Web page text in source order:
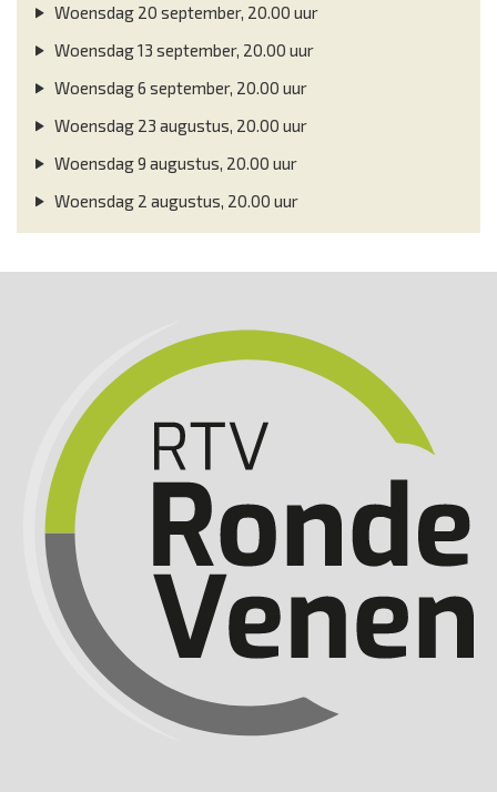
Woensdag 20 september, 20.00 uur
Woensdag 13 september, 20.00 uur
Woensdag 6 september, 20.00 uur
Woensdag 23 augustus, 20.00 uur
Woensdag 9 augustus, 20.00 uur
Woensdag 2 augustus, 20.00 uur